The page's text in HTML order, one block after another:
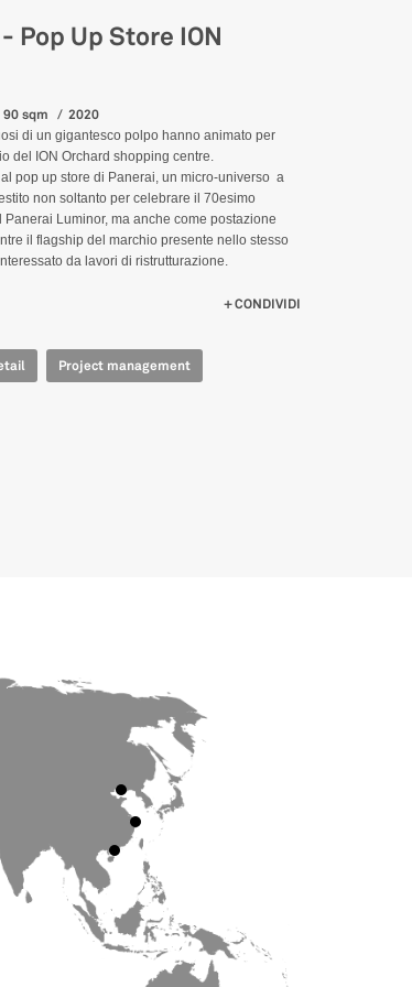
Pop Up Store ION
90 sqm 2020
di un gigantesco polpo hanno animato per
del ION Orchard shopping centre.
pop up store di Panerai, un micro-universo a
non soltanto per celebrare il 70esimo
Luminor, ma anche come postazione
il flagship del marchio presente nello stesso
da lavori di ristrutturazione.
CONDIVIDI
Project management